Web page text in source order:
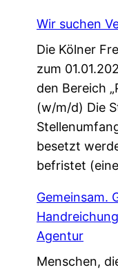
Wir suchen
Die Kölner
zum
den Bereich
(w/m/d) Die
besetzt
befristet
Gemeinsam.
Agentur
Menschen,